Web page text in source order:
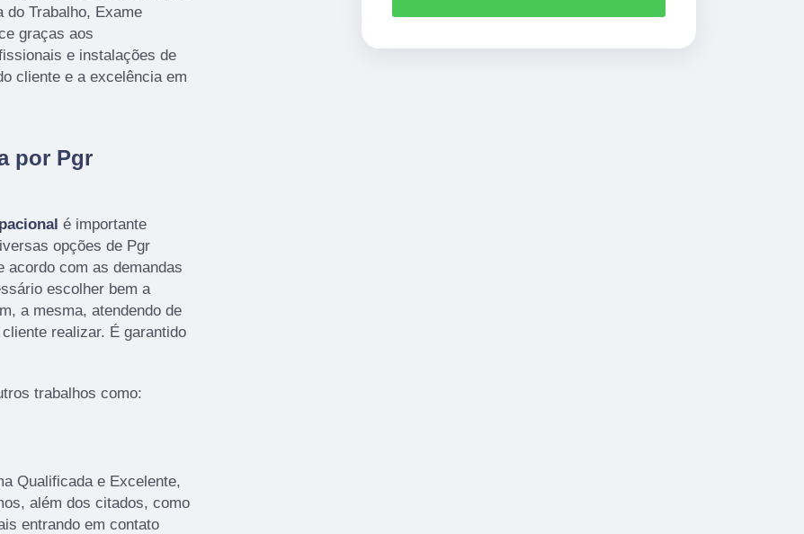
Trabalho, Exame
graças aos
e instalações de
cliente e a excelência em
por Pgr
é importante
opções de Pgr
acordo com as demandas
escolher bem a
a mesma, atendendo de
realizar. É garantido
trabalhos como:
Qualificada e Excelente,
além dos citados, como
entrando em contato